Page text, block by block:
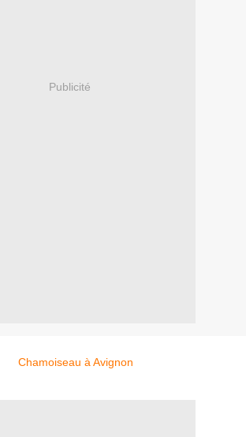
Publicité